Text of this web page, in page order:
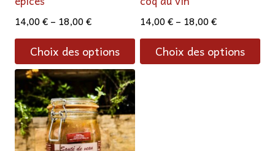
14,00€– 18,00€
Choix des options
Ce
produit
a
plusieurs
variations.
Les
options
peuvent
14,00€– 18,00€
Choix des options